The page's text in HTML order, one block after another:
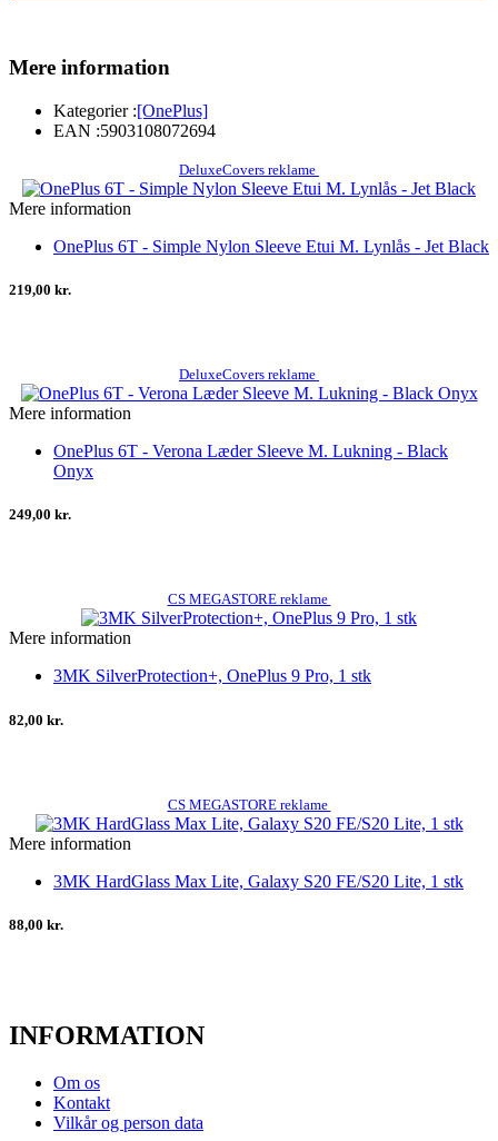
Mere information
Kategorier :[OnePlus]
EAN :5903108072694
DeluxeCovers reklame
Mere information
OnePlus 6T - Simple Nylon Sleeve Etui M. Lynlås - Jet Black
219,00 kr.
DeluxeCovers reklame
Mere information
OnePlus 6T - Verona Læder Sleeve M. Lukning - Black
Onyx
249,00 kr.
CS MEGASTORE reklame
Mere information
3MK SilverProtection+, OnePlus 9 Pro, 1 stk
82,00 kr.
CS MEGASTORE reklame
Mere information
3MK HardGlass Max Lite, Galaxy S20 FE/S20 Lite, 1 stk
88,00 kr.
INFORMATION
Om os
Kontakt
Vilkår og person data